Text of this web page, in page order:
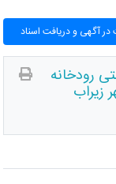
آگهی و دریافت اسناد
رودخانه
زیراب